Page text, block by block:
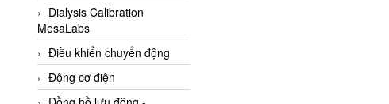
ANDERSON-NEGELE
ANDILOG Technologies
Vietnam
Anritsu
Dialysis Calibration
MesaLabs
Điều khiển chuyển động
Động cơ điện